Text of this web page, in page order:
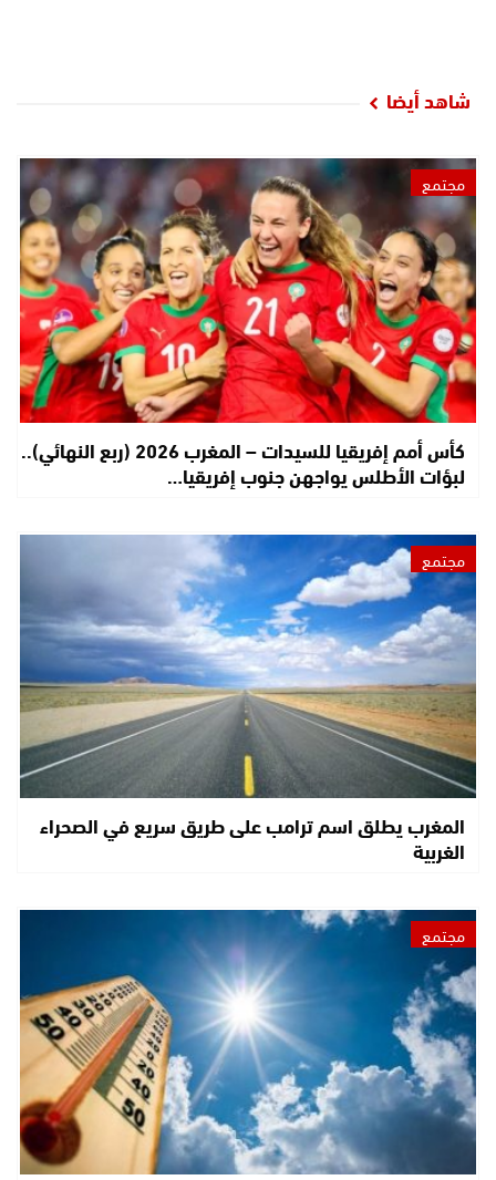
شاهد أيضا
مجتمع
كأس أمم إفريقيا للسيدات – المغرب 2026 (ربع النهائي)..
لبؤات الأطلس يواجهن جنوب إفريقيا…
مجتمع
المغرب يطلق اسم ترامب على طريق سريع في الصحراء
الغربية
مجتمع